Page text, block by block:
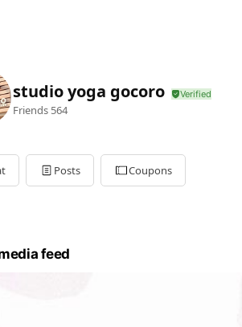
studio yoga gocoro
Friends 564
Posts Coupons
feed